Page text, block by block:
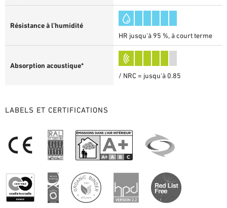
Résistance à l’humidité
HR jusqu'à 95 %, à court terme
Absorption acoustique*
/ NRC = jusqu'à 0.85
LABELS ET CERTIFICATIONS